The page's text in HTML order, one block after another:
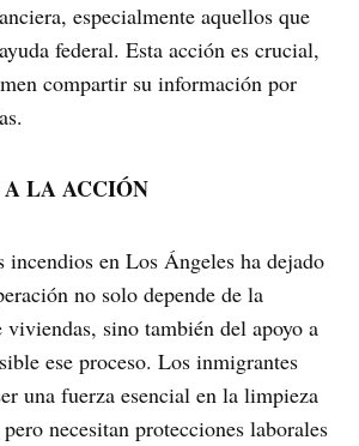
especialmente aquellos que
federal. Esta acción es crucial,
compartir su información por
LA ACCIÓN
incendios en Los Ángeles ha dejado
no solo depende de la
viviendas, sino también del apoyo a
ese proceso. Los inmigrantes
una fuerza esencial en la limpieza
necesitan protecciones laborales